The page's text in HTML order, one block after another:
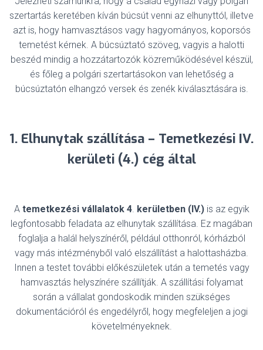
szertartás keretében kíván búcsút venni az elhunyttól, illetve
azt is, hogy hamvasztásos vagy hagyományos, koporsós
temetést kérnek. A búcsúztató szöveg, vagyis a halotti
beszéd mindig a hozzátartozók közreműködésével készül,
és főleg a polgári szertartásokon van lehetőség a
búcsúztatón elhangzó versek és zenék kiválasztására is.
1. Elhunytak szállítása – Temetkezési IV.
kerületi (4.) cég által
A temetkezési vállalatok 4. kerületben (IV.)is az egyik
legfontosabb feladata az elhunytak szállítása. Ez magában
foglalja a halál helyszínéről, például otthonról, kórházból
vagy más intézményből való elszállítást a halottasházba.
Innen a testet további előkészületek után a temetés vagy
hamvasztás helyszínére szállítják. A szállítási folyamat
során a vállalat gondoskodik minden szükséges
dokumentációról és engedélyről, hogy megfeleljen a jogi
követelményeknek.